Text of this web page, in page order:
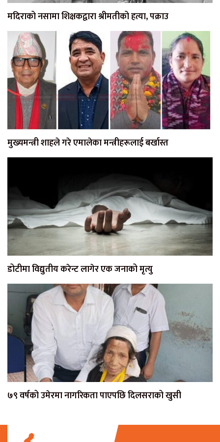
मदिराको नसामा शिक्षकद्वारा श्रीमतीको हत्या, पक्राउ
मुख्यमन्त्री शाहले गरे एमालेका मन्त्रीहरूलाई बर्खास्त
डोटीमा विद्युतीय करेन्ट लागेर एक जनाको मृत्यु
७९ वर्षको उमेरमा नागरिकता पाएपछि दिलसराको खुसी